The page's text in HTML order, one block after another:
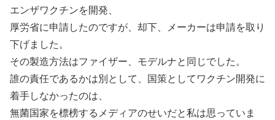
エンザワクチンを開発、
厚労省に申請したのですが、却下、メーカーは申請を取り
下げました。
その製造方法はファイザー、モデルナと同じでした。
誰の責任であるかは別として、国策としてワクチン開発に
着手しなかったのは、
無菌国家を標榜するメディアのせいだと私は思っていま